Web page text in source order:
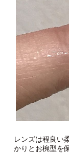
レンズは程良い
かりとお椀型を